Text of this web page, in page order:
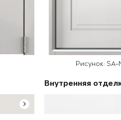
Рисунок: SA-
Внутренняя